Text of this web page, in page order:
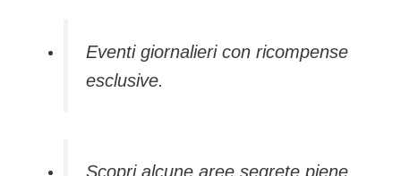
Eventi giornalieri con ricompense
esclusive.
Scopri alcune aree segrete piene